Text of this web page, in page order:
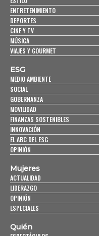
ENTRETENIMIENTO
DEPORTES
CINE Y TV
MÚSICA
VIAJES Y GOURMET
ESG
MEDIO AMBIENTE
SOCIAL
GOBERNANZA
MOVILIDAD
FINANZAS SOSTENIBLES
INNOVACIÓN
EL ABC DEL ESG
OPINIÓN
Mujeres
ACTUALIDAD
LIDERAZGO
OPINIÓN
ESPECIALES
Quién